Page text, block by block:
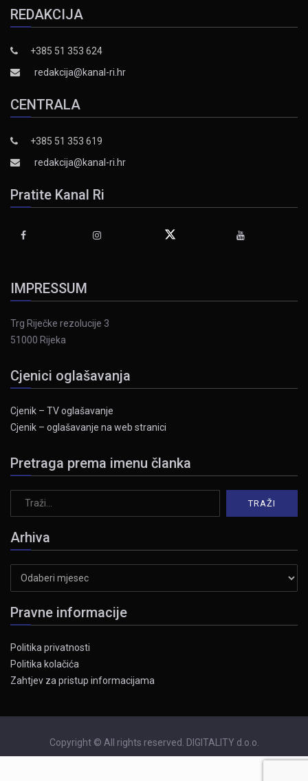
REDAKCIJA
+385 51 353 624
redakcija@kanal-ri.hr
CENTRALA
+385 51 353 619
redakcija@kanal-ri.hr
Pratite Kanal Ri
IMPRESSUM
Trg Riječke rezolucije 3
51000 Rijeka
Cjenici oglašavanja
Cjenik – TV oglašavanje
Cjenik – oglašavanje na web stranici
Pretraga prema imenu članka
Arhiva
Pravne informacije
Politika privatnosti
Politika kolačića
Zahtjev za pristup informacijama
Copyright © All rights reserved. DIGITALITY d.o.o.